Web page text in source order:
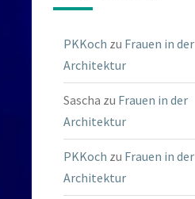
PKKoch zu Frauen in der
Architektur
Sascha zu Frauen in der
Architektur
PKKoch zu Frauen in der
Architektur